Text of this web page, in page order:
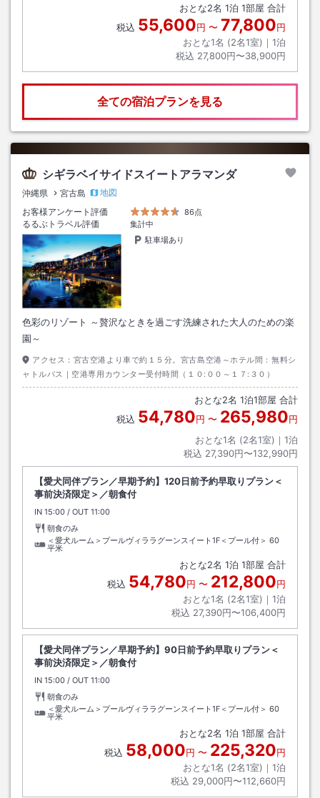
おとな2名 1泊 1部屋 合計
税込 55,600円 〜 77,800円
おとな1名 (2名1室)｜ 1泊
税込 27,800円〜38,900円
全ての宿泊プランを見る
シギラベイサイドスイートアラマンダ
沖縄県 宮古島
地図
お客様アンケート評価
86点
るるぶトラベル評価
集計中
駐車場あり
色彩のリゾート ～贅沢なときを過ごす洗練された大人のための楽
園～
アクセス： 宮古空港より車で約１５分。宮古島空港～ホテル間：無料シ
ャトルバス｜空港専用カウンター受付時間（１０:００～１７:３０）
おとな2名 1泊1部屋 合計
税込 54,780円 〜 265,980円
おとな1名 (2名1室)｜ 1泊
税込 27,390円〜132,990円
【愛犬同伴プラン／早期予約】120日前予約早取りプラン＜
事前決済限定＞／朝食付
IN チェックイン
15:00 / OUT チェックアウト
11:00
朝食のみ
＜愛犬ルーム＞プールヴィララグーンスイート1F＜プール付＞ 60
平米
おとな2名 1泊 1部屋 合計
税込 54,780円 〜 212,800円
おとな1名 (2名1室)｜ 1泊
税込 27,390円〜106,400円
【愛犬同伴プラン／早期予約】90日前予約早取りプラン＜
事前決済限定＞／朝食付
IN チェックイン
15:00 / OUT チェックアウト
11:00
朝食のみ
＜愛犬ルーム＞プールヴィララグーンスイート1F＜プール付＞ 60
平米
おとな2名 1泊 1部屋 合計
税込 58,000円 〜 225,320円
おとな1名 (2名1室)｜ 1泊
税込 29,000円〜112,660円